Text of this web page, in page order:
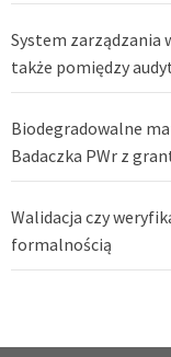
System zarządzania
także pomiędzy
Biodegradowalne
Badaczka PWr z
Walidacja czy
formalnością